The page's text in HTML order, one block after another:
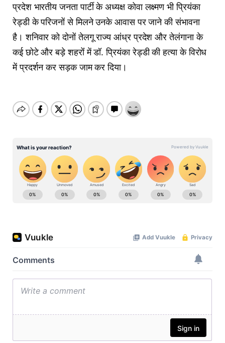
प्रदेश भारतीय जनता पार्टी के अध्यक्ष कोवा लक्ष्मण भी प्रियंका
रेड्डी के परिजनों से मिलने उनके आवास पर जाने की संभावना
है। शनिवार को दोनों तेलगू राज्य आंध्र प्रदेश और तेलंगाना के
कई छोटे और बड़े शहरोंं में डॉ. प्रियंका रेड्डी की हत्या के विरोध
में प्रदर्शन कर सड़क जाम कर दिया।